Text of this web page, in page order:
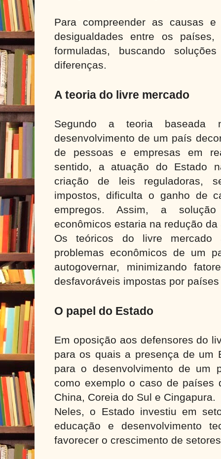
Para compreender as causas
desigualdades entre os
formuladas, buscando
diferenças.
A teoria do livre mercado
Segundo a teoria baseada
desenvolvimento de um país
de pessoas e empresas em
sentido, a atuação do Estado
criação de leis reguladoras,
impostos, dificulta o ganho de
empregos. Assim, a
econômicos estaria na redução
Os teóricos do livre mercado
problemas econômicos de um
autogovernar, minimizando
desfavoráveis impostas por
O papel do Estado
Em oposição aos defensores do
para os quais a presença de um
para o desenvolvimento de um
como exemplo o caso de países
China, Coreia do Sul e Cingapura.
Neles, o Estado investiu em
educação e desenvolvimento
favorecer o crescimento de